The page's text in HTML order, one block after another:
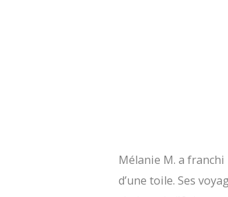
Mélanie M. a
d’une toile. Ses